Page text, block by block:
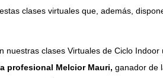
clases virtuales que, además,
nuestras clases Virtuales de Ciclo
profesional Melcior Mauri, ganador de